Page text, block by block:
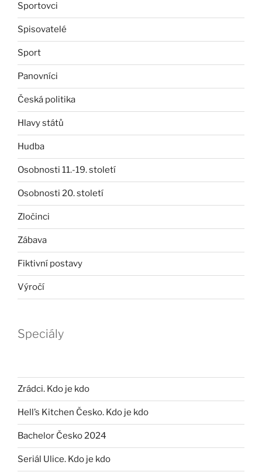
Sportovci
Spisovatelé
Sport
Panovníci
Česká politika
Hlavy států
Hudba
Osobnosti 11.-19. století
Osobnosti 20. století
Zločinci
Zábava
Fiktivní postavy
Výročí
Speciály
Zrádci. Kdo je kdo
Hell’s Kitchen Česko. Kdo je kdo
Bachelor Česko 2024
Seriál Ulice. Kdo je kdo